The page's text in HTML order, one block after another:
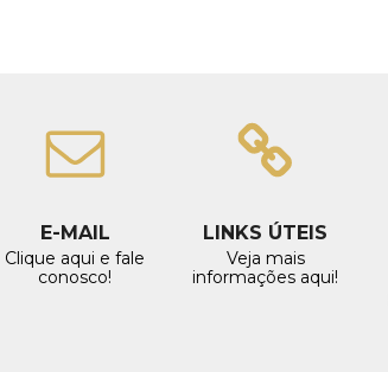
E-MAIL
Clique aqui e fale
conosco!
LINKS ÚTEIS
Veja mais
informações aqui!